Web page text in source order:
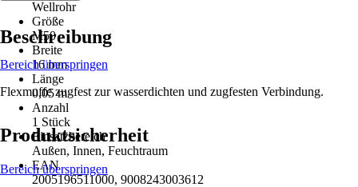
Wellrohr
Größe
M50
Breite
16 mm
Länge
0,05 m
Anzahl
1 Stück
Einsatzbereich
Außen, Innen, Feuchtraum
EAN
2005196511000, 9008243003612
Beschreibung
Bereich überspringen
Flexmuffe zugfest zur wasserdichten und zugfesten Verbindung.
Produktsicherheit
Bereich überspringen